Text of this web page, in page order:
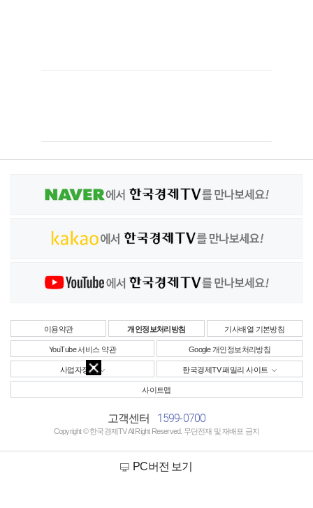
이용약관 개인정보처리방침 기사배열 기본방침
YouTube 서비스 약관 Google 개인정보처리방침
사업자정보 한국경제TV 패밀리 사이트
사이트맵
고객센터 1599-0700
Copyright © 한국경제TV All Right Reserved. 무단전재 및 재배포 금지
PC버전 보기